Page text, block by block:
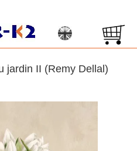
jardin II (Remy Dellal)